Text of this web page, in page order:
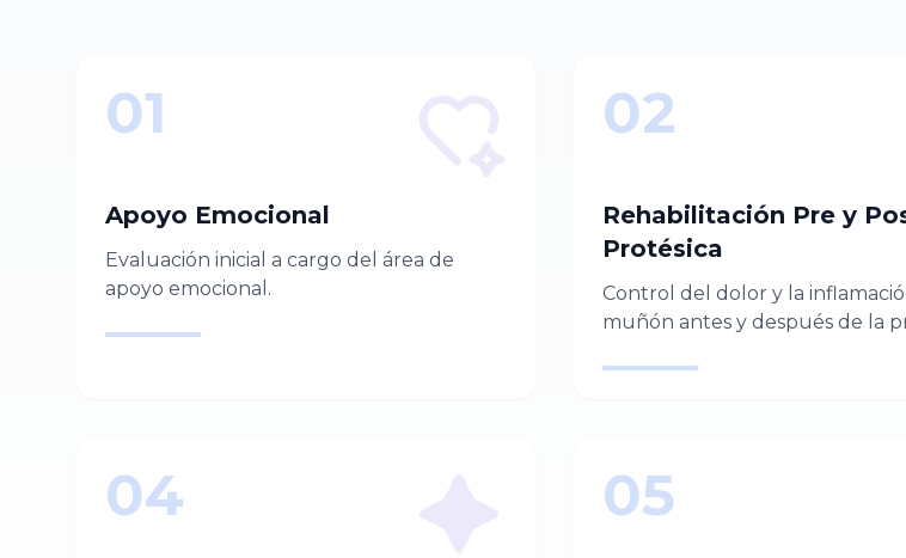
01
Apoyo Emocional
Evaluación inicial a cargo del área de
apoyo emocional.
02
Rehabilitación Pre y
Protésica
Control del dolor y la
muñón antes y después de la
04 05